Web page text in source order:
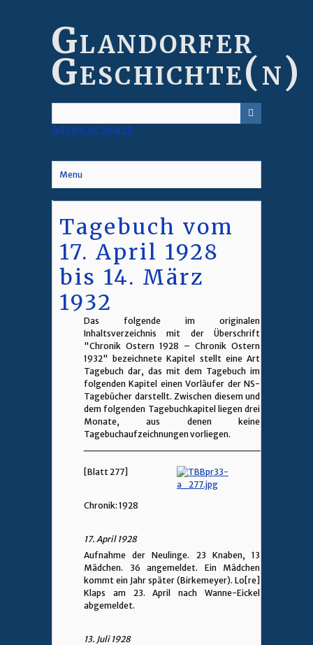
Glandorfer
Geschichte(n)
Advanced Search
Menu
Tagebuch vom
17. April 1928
bis 14. März
1932
Das folgende im originalen
Inhaltsverzeichnis mit der Überschrift
"Chronik Ostern 1928 – Chronik Ostern
1932" bezeichnete Kapitel stellt eine Art
Tagebuch dar, das mit dem Tagebuch im
folgenden Kapitel einen Vorläufer der NS-
Tagebücher darstellt. Zwischen diesem und
dem folgenden Tagebuchkapitel liegen drei
Monate, aus denen keine
Tagebuchaufzeichnungen vorliegen.
[Blatt 277]
Chronik: 1928
17. April 1928
Aufnahme der Neulinge. 23 Knaben, 13
Mädchen. 36 angemeldet. Ein Mädchen
kommt ein Jahr später (Birkemeyer). Lo[re]
Klaps am 23. April nach Wanne-Eickel
abgemeldet.
13. Juli 1928